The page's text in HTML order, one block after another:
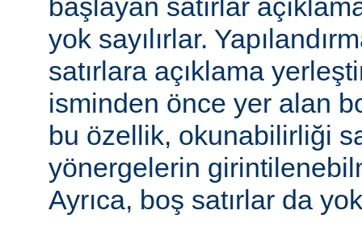
başlayan satırlar
yok sayılırlar.
satırlara açıklama
isminden önce yer alan
bu özellik, okunabilirliği
yönergelerin
Ayrıca, boş satırlar da